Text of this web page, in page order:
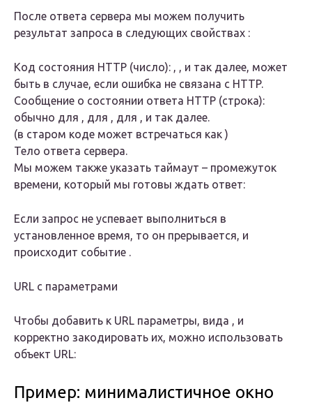
После ответа сервера мы можем получить
результат запроса в следующих свойствах :
Код состояния HTTP (число): , , и так далее, может
быть в случае, если ошибка не связана с HTTP.
Сообщение о состоянии ответа HTTP (строка):
обычно для , для , для , и так далее.
(в старом коде может встречаться как )
Тело ответа сервера.
Мы можем также указать таймаут – промежуток
времени, который мы готовы ждать ответ:
Если запрос не успевает выполниться в
установленное время, то он прерывается, и
происходит событие .
URL с параметрами
Чтобы добавить к URL параметры, вида , и
корректно закодировать их, можно использовать
объект URL:
Пример: минималистичное окно